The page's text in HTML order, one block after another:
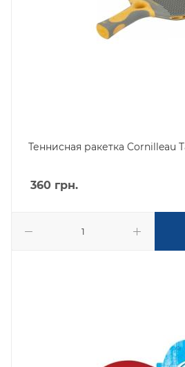
Теннисная ракетка Cornilleau
360 грн.